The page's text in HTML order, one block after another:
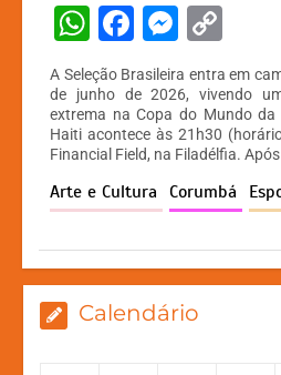
W
h
at
s
A
p
F
c
e
b
o
k
M
s
s
e
n
er
p
y
Li
n
A Seleção Brasileira entra em
de junho de 2026, vivendo
extrema na Copa do Mundo
Haiti acontece às 21h30
Financial Field, na Filadélfia.
Arte e Cultura Corumbá
Calendário